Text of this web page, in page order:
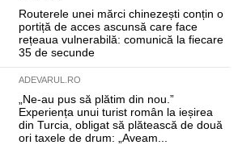
Routerele unei mărci chinezești conțin o
portiță de acces ascunsă care face
rețeaua vulnerabilă: comunică la fiecare
35 de secunde
ADEVARUL.RO
„Ne-au pus să plătim din nou.”
Experiența unui turist român la ieșirea
din Turcia, obligat să plătească de două
ori taxele de drum: „Aveam...